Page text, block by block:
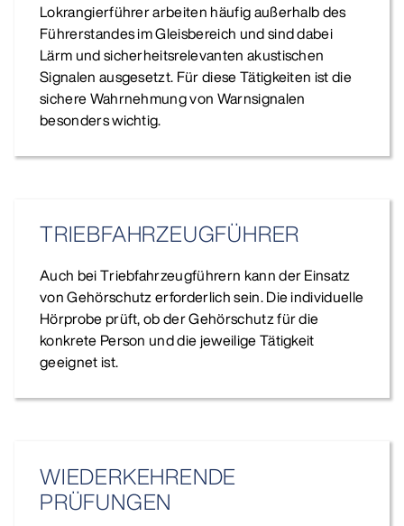
Lokrangierführer arbeiten häufig außerhalb des
Führerstandes im Gleisbereich und sind dabei
Lärm und sicherheitsrelevanten akustischen
Signalen ausgesetzt. Für diese Tätigkeiten ist die
sichere Wahrnehmung von Warnsignalen
besonders wichtig.
TRIEB­FAHR­ZEUG­FÜHRER
Auch bei Triebfahrzeugführern kann der Einsatz
von Gehörschutz erforderlich sein. Die individuelle
Hörprobe prüft, ob der Gehörschutz für die
konkrete Person und die jeweilige Tätigkeit
geeignet ist.
WIEDERKEHRENDE
PRÜFUNGEN